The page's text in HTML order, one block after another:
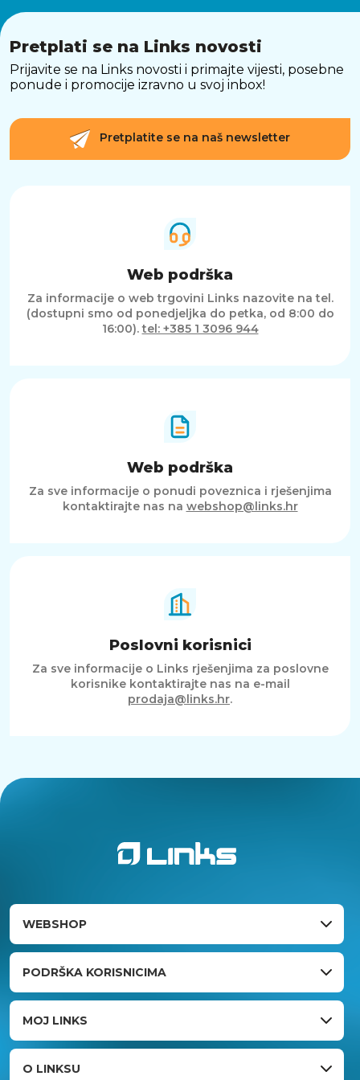
Pretplati se na Links novosti
Prijavite se na Links novosti i primajte vijesti, posebne
ponude i promocije izravno u svoj inbox!
Pretplatite se na naš newsletter
Web podrška
Za informacije o web trgovini Links nazovite na tel.
(dostupni smo od ponedjeljka do petka, od 8:00 do
16:00).tel: +385 1 3096 944
Web podrška
Za sve informacije o ponudi poveznica i rješenjima
kontaktirajte nas na webshop@links.hr
Poslovni korisnici
Za sve informacije o Links rješenjima za poslovne
korisnike kontaktirajte nas na e-mail
prodaja@links.hr.
WEBSHOP
PODRŠKA KORISNICIMA
MOJ LINKS
O LINKSU